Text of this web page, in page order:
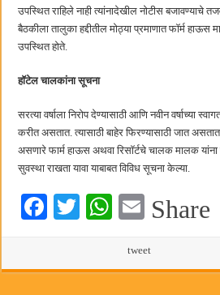
उपस्थित राहिले नाही त्यांनादेखील नोटीस बजावण्याचे
बैठकीला तालुका हद्दीतील मोठ्या प्रमाणात फॉर्म
उपस्थित होते.
हॉटेल चालकांना सूचना
सरत्या वर्षाला निरोप देण्यासाठी आणि नवीन वर्षाच्या
करीत असतात. त्यासाठी बाहेर फिरण्यासाठी जात
असणारे फार्म हाऊस अथवा रिसॉर्टचे चालक मालक यांना
सुवस्था राखता यावा याबाबत विविध सूचना केल्या.
Fa T
W
ts
E
ail
Share
tweet